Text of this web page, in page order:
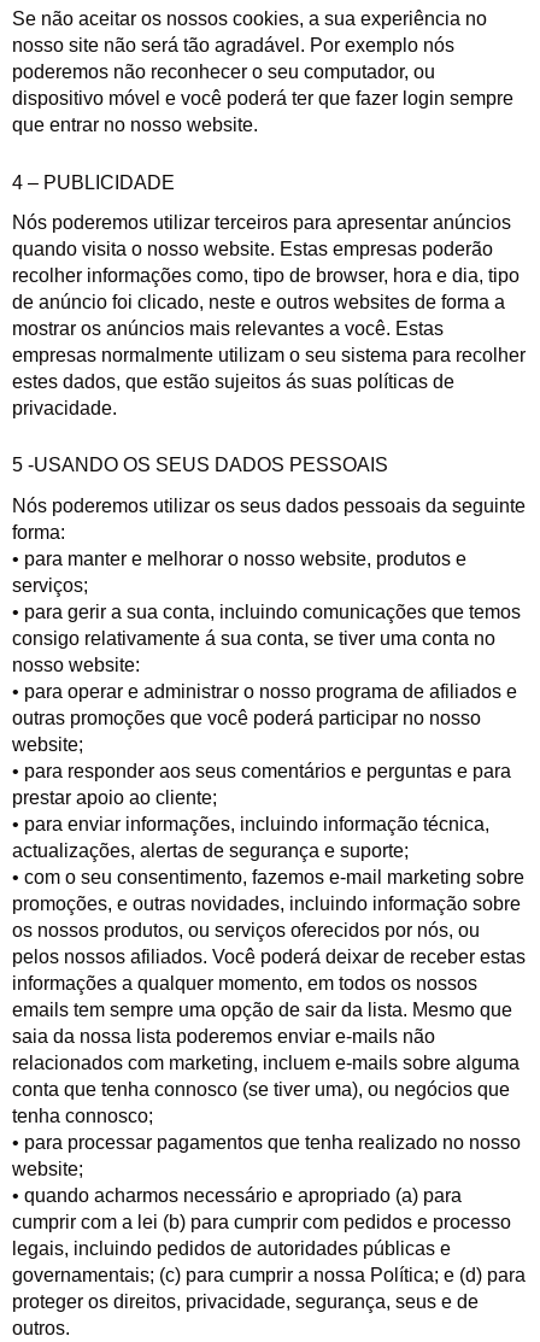
Se não aceitar os nossos cookies, a sua experiência no
nosso site não será tão agradável. Por exemplo nós
poderemos não reconhecer o seu computador, ou
dispositivo móvel e você poderá ter que fazer login sempre
que entrar no nosso website.
4 – PUBLICIDADE
Nós poderemos utilizar terceiros para apresentar anúncios
quando visita o nosso website. Estas empresas poderão
recolher informações como, tipo de browser, hora e dia, tipo
de anúncio foi clicado, neste e outros websites de forma a
mostrar os anúncios mais relevantes a você. Estas
empresas normalmente utilizam o seu sistema para recolher
estes dados, que estão sujeitos ás suas políticas de
privacidade.
5 -USANDO OS SEUS DADOS PESSOAIS
Nós poderemos utilizar os seus dados pessoais da seguinte
forma:
• para manter e melhorar o nosso website, produtos e
serviços;
• para gerir a sua conta, incluindo comunicações que temos
consigo relativamente á sua conta, se tiver uma conta no
nosso website:
• para operar e administrar o nosso programa de afiliados e
outras promoções que você poderá participar no nosso
website;
• para responder aos seus comentários e perguntas e para
prestar apoio ao cliente;
• para enviar informações, incluindo informação técnica,
actualizações, alertas de segurança e suporte;
• com o seu consentimento, fazemos e-mail marketing sobre
promoções, e outras novidades, incluindo informação sobre
os nossos produtos, ou serviços oferecidos por nós, ou
pelos nossos afiliados. Você poderá deixar de receber estas
informações a qualquer momento, em todos os nossos
emails tem sempre uma opção de sair da lista. Mesmo que
saia da nossa lista poderemos enviar e-mails não
relacionados com marketing, incluem e-mails sobre alguma
conta que tenha connosco (se tiver uma), ou negócios que
tenha connosco;
• para processar pagamentos que tenha realizado no nosso
website;
• quando acharmos necessário e apropriado (a) para
cumprir com a lei (b) para cumprir com pedidos e processo
legais, incluindo pedidos de autoridades públicas e
governamentais; (c) para cumprir a nossa Política; e (d) para
proteger os direitos, privacidade, segurança, seus e de
outros.